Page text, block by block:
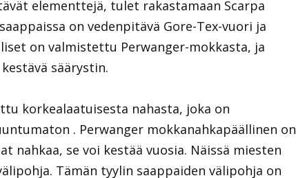
elementtejä, tulet rakastamaan Scarpa
on vedenpitävä Gore-Tex-vuori ja
on valmistettu Perwanger-mokkasta, ja
säärystin.
korkealaatuisesta nahasta, joka on
. Perwanger mokkanahkapäällinen on
nahkaa, se voi kestää vuosia. Näissä miesten
Tämän tyylin saappaiden välipohja on